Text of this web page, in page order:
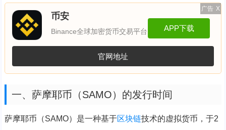
广告 X
币安
Binance全球加密货币交易平台 APP下载
官网地址
一、萨摩耶币（SAMO）的发行时间
萨摩耶币（SAMO）是一种基于区块链技术的虚拟货币，于2